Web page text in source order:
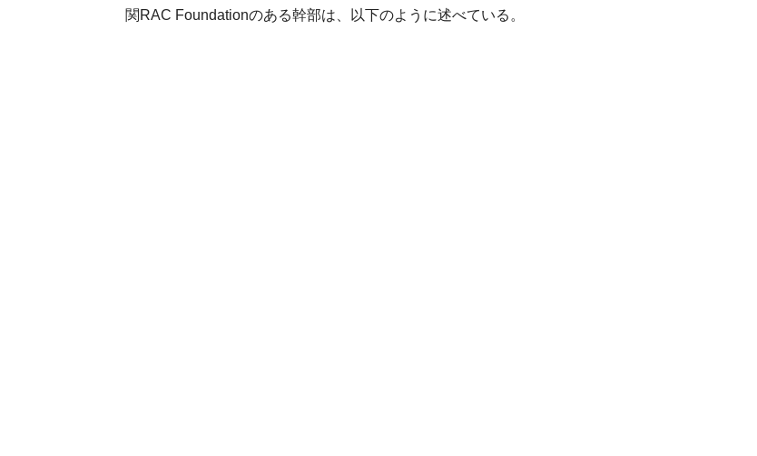
関RAC Foundationのある幹部は、以下のように述べている。